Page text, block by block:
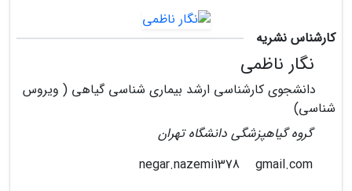
کارشناس نشریه
نگار ناظمی
دانشجوی کارشناسی ارشد بیماری شناسی گیاهی ( ویروس
شناسی)
گروه گیاهپزشگی دانشگاه تهران
gmail.com